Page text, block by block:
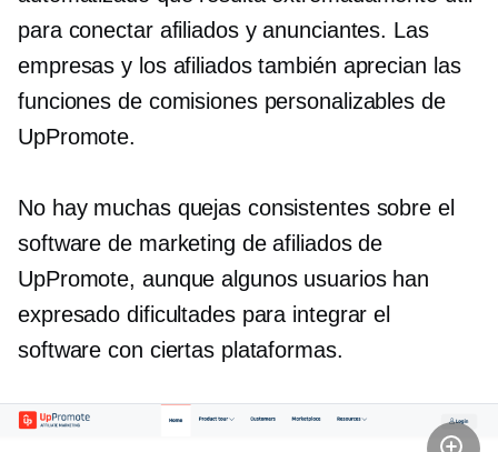
para conectar afiliados y anunciantes. Las
empresas y los afiliados también aprecian las
funciones de comisiones personalizables de
UpPromote.
No hay muchas quejas consistentes sobre el
software de marketing de afiliados de
UpPromote, aunque algunos usuarios han
expresado dificultades para integrar el
software con ciertas plataformas.